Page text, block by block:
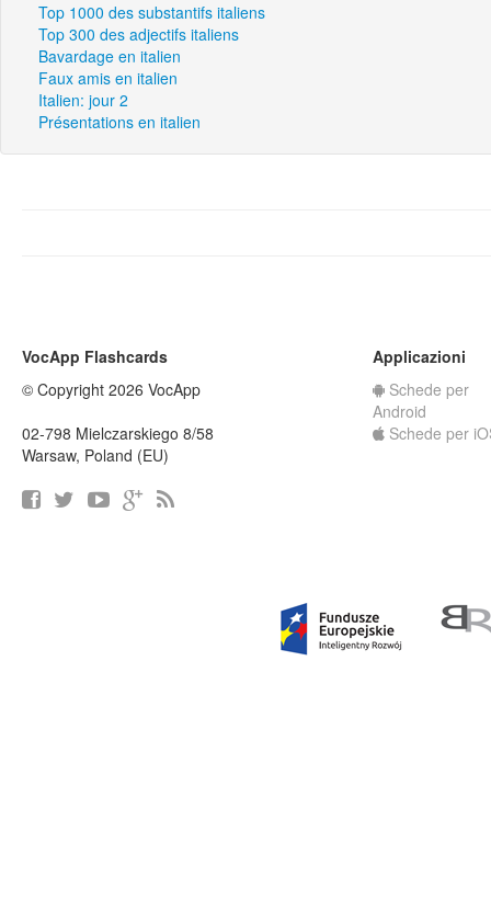
Top 1000 des substantifs italiens
Top 300 des adjectifs italiens
Bavardage en italien
Faux amis en italien
Italien: jour 2
Présentations en italien
VocApp Flashcards
© Copyright 2026 VocApp
02-798 Mielczarskiego 8/58
Warsaw, Poland (EU)
Applicazioni
Schede per
Android
Schede per